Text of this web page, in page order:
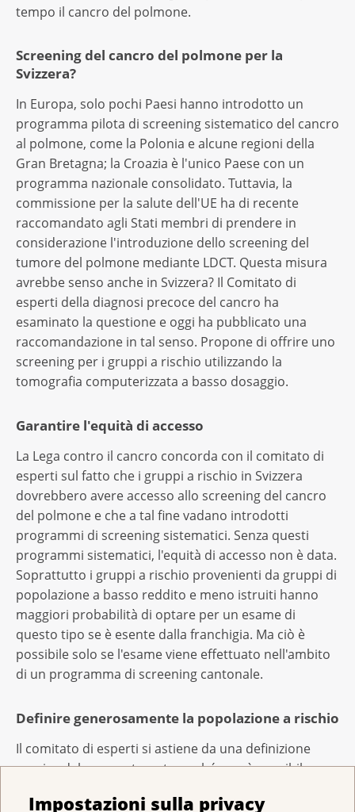
Impostazioni sulla privacy
tempo il cancro del polmone.
Screening del cancro del polmone per la
Svizzera?
In Europa, solo pochi Paesi hanno introdotto un
programma pilota di screening sistematico del cancro
al polmone, come la Polonia e alcune regioni della
Gran Bretagna; la Croazia è l'unico Paese con un
programma nazionale consolidato. Tuttavia, la
commissione per la salute dell'UE ha di recente
raccomandato agli Stati membri di prendere in
considerazione l'introduzione dello screening del
tumore del polmone mediante LDCT. Questa misura
avrebbe senso anche in Svizzera? Il Comitato di
esperti della diagnosi precoce del cancro ha
esaminato la questione e oggi ha pubblicato una
raccomandazione in tal senso. Propone di offrire uno
screening per i gruppi a rischio utilizzando la
tomografia computerizzata a basso dosaggio.
Garantire l'equità di accesso
La Lega contro il cancro concorda con il comitato di
esperti sul fatto che i gruppi a rischio in Svizzera
dovrebbero avere accesso allo screening del cancro
del polmone e che a tal fine vadano introdotti
programmi di screening sistematici. Senza questi
programmi sistematici, l'equità di accesso non è data.
Soprattutto i gruppi a rischio provenienti da gruppi di
popolazione a basso reddito e meno istruiti hanno
maggiori probabilità di optare per un esame di
questo tipo se è esente dalla franchigia. Ma ciò è
possibile solo se l'esame viene effettuato nell'ambito
di un programma di screening cantonale.
Definire generosamente la popolazione a rischio
Il comitato di esperti si astiene da una definizione
precisa del gruppo target, perché non è possibile
di vista scientifico e sono giustificabili diversi scenari.